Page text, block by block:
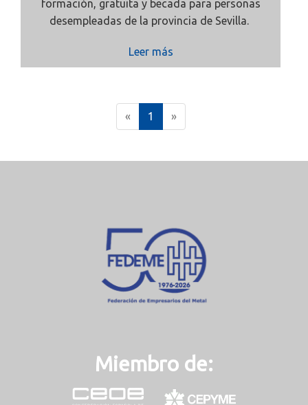
formación, gratuita y becada para personas
desempleadas de la provincia de Sevilla.
Leer más
« 1
c
t
)
»
Miembro de: